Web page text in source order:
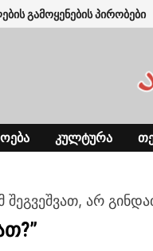
გამოყენების პირობები
ᲙᲣᲚᲢᲣᲠᲐ
შეგვეშვათ, არ